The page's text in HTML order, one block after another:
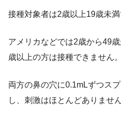
接種対象者は2歳以上19歳未満
アメリカなどでは2歳から49
歳以上の方は接種できません。
両方の鼻の穴に0.1mLずつス
し、刺激はほとんどありません